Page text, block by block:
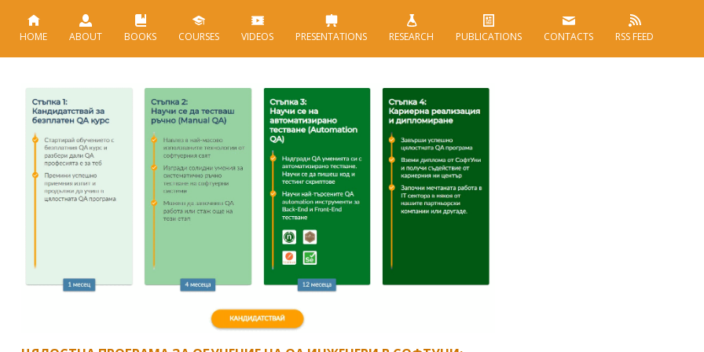
HOME ABOUT BOOKS COURSES VIDEOS PRESENTATIONS RESEARCH PUBLICATIONS CONTACTS RSS FEED